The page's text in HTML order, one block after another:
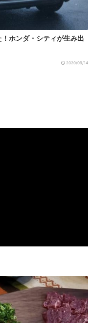
ホンダ・シティが生み出
2020/09/14